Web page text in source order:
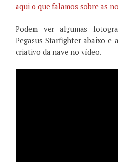
aqui o que falamos sobre as
Podem ver algumas
Pegasus Starfighter abaixo e
criativo da nave no vídeo.